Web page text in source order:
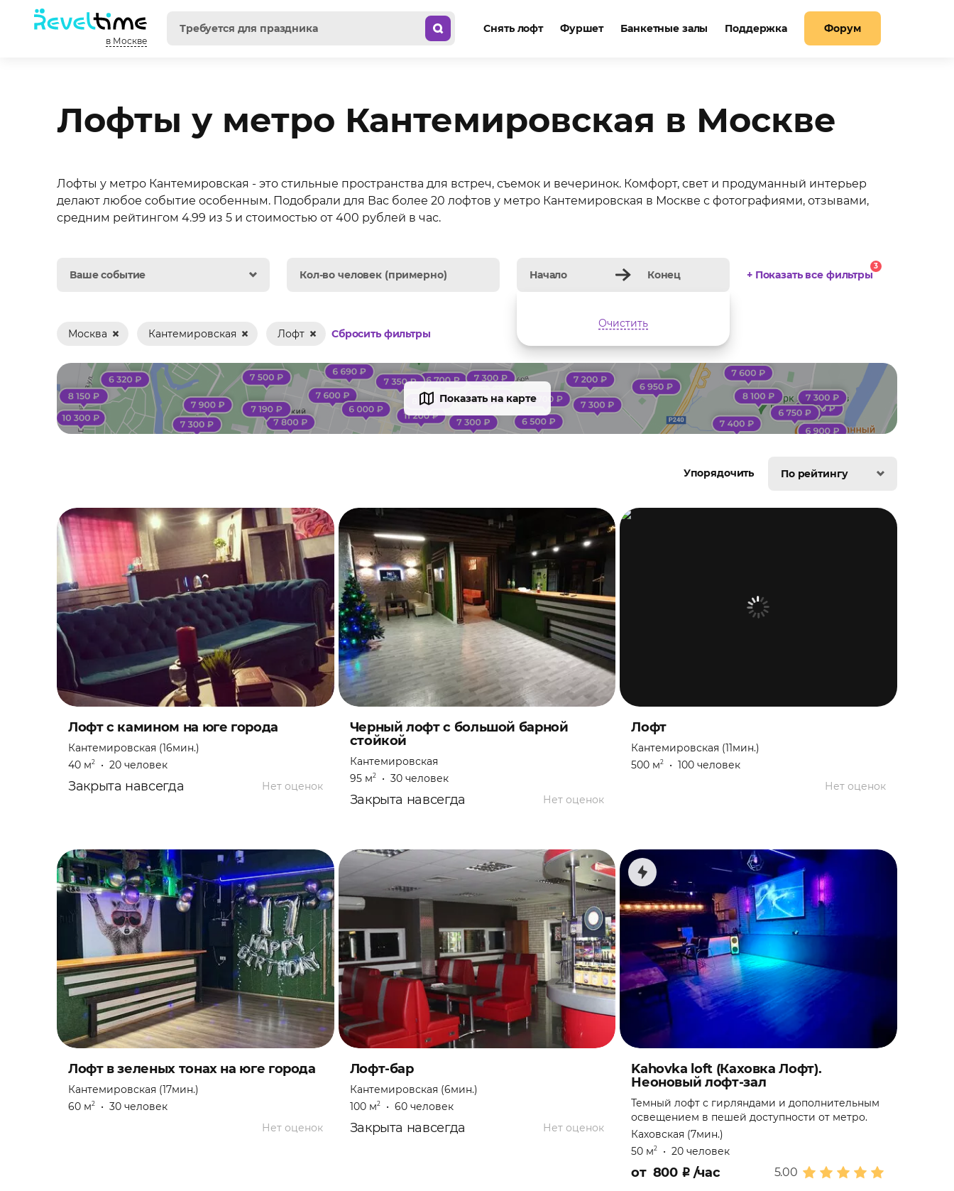
в Москве
Снять лофт Фуршет Банкетные залы Поддержка Форум
Лофты у метро Кантемировская в Москве
Лофты у метро Кантемировская - это стильные пространства для встреч, съемок и вечеринок. Комфорт, свет и продуманный интерьер
делают любое событие особенным. Подобрали для Вас более 20 лофтов у метро Кантемировская в Москве с фотографиями, отзывами,
средним рейтингом 4.99 из 5 и стоимостью от 400 рублей в час.
Банкет
Вечеринка
Выпускной
День рождения
Детский праздник
Игра в мафию
Йога
Квартирник
Кинопоказ
Конференция
Концерт
Корпоратив
Мальчишник
Мастер-класс
Настольная игра
Новогодняя ночь
Праздник
Свадебная вечеринка
Свадьба
Свидание
Очистить
+ Показать все фильтры
3
Москва Кантемировская Лофт Сбросить фильтры
Показать на карте
Упорядочить
Лофт с камином на юге города
Кантемировская (16мин.)
40 м2 • 20 человек
Нет оценок
Закрыта навсегда
Черный лофт с большой барной
стойкой
Кантемировская
95 м2• 30 человек
Нет оценок
Закрыта навсегда
Лофт
Кантемировская (11мин.)
500 м2 •100 человек
Нет оценок
Лофт в зеленых тонах на юге города
Кантемировская (17мин.)
60 м2 • 30 человек
Нет оценок
Лофт-бар
Кантемировская (6мин.)
100 м2• 60 человек
Нет оценок
Закрыта навсегда
Kahovka loft (Каховка Лофт).
Неоновый лофт-зал
Темный лофт с гирляндами и дополнительным
освещением в пешей доступности от метро.
Каховская (7мин.)
50 м2 •20 человек
5.00
от 800 ₽ /час